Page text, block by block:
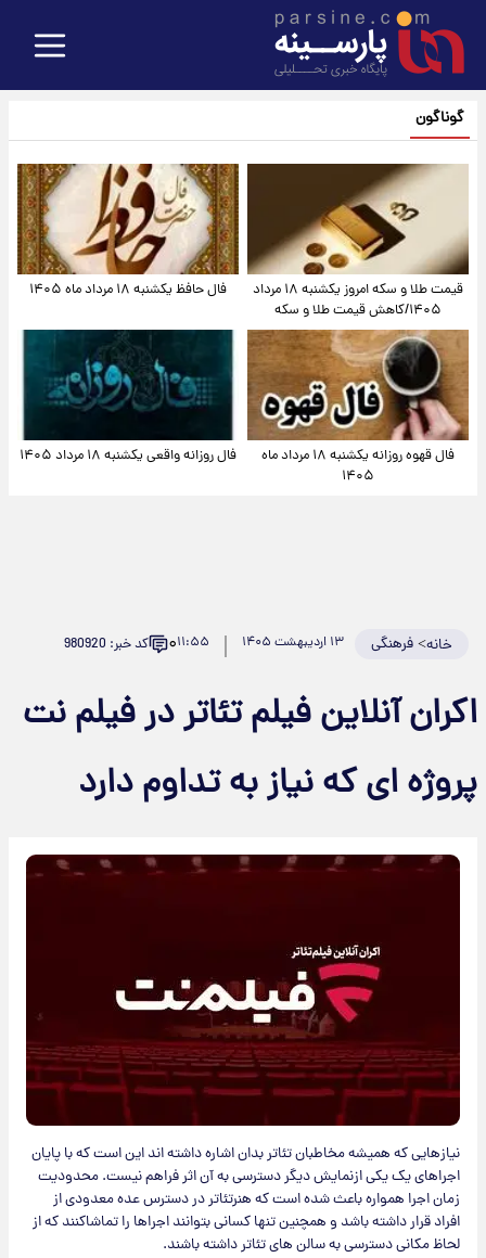
گوناگون
قیمت طلا و سکه امروز یکشنبه ۱۸ مرداد
۱۴۰۵/کاهش قیمت طلا و سکه
فال حافظ یکشنبه ۱۸ مرداد ماه ۱۴۰۵
فال قهوه روزانه یکشنبه ۱۸ مرداد ماه
۱۴۰۵
فال روزانه واقعی یکشنبه ۱۸ مرداد ۱۴۰۵
خانه>فرهنگی ۱۳ اردیبهشت ۱۴۰۵ ۱۱:۵۵۰ کد خبر: 980920
اکران آنلاین فیلم تئاتر در فیلم نت
پروژه ای که نیاز به تداوم دارد
نیازهایی که همیشه مخاطبان تئاتر بدان اشاره داشته اند این است که با پایان
اجراهای یک یکی ازنمایش دیگر دسترسی به آن اثر فراهم نیست. محدودیت
زمان اجرا همواره باعث شده است که هنرتئاتر در دسترس عده معدودی از
افراد قرار داشته باشد و همچنین تنها کسانی بتوانند اجراها را تماشاکنند که از
لحاظ مکانی دسترسی به سالن های تئاتر داشته باشند.